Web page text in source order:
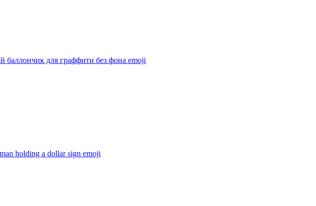
баллончик для граффити без фона emoji
holding a dollar sign emoji